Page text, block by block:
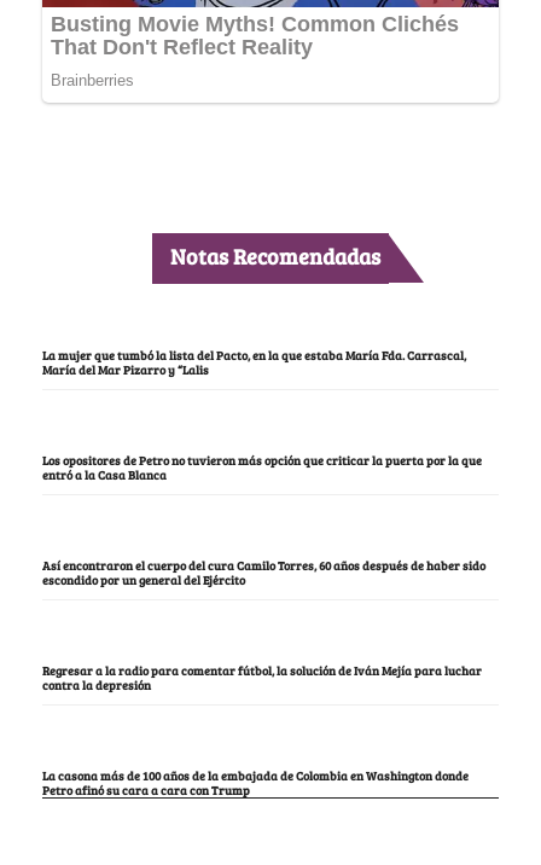
Notas Recomendadas
La mujer que tumbó la lista del Pacto, en la que estaba María Fda. Carrascal,
María del Mar Pizarro y “Lalis
Los opositores de Petro no tuvieron más opción que criticar la puerta por la que
entró a la Casa Blanca
Así encontraron el cuerpo del cura Camilo Torres, 60 años después de haber sido
escondido por un general del Ejército
Regresar a la radio para comentar fútbol, la solución de Iván Mejía para luchar
contra la depresión
La casona más de 100 años de la embajada de Colombia en Washington donde
Petro afinó su cara a cara con Trump